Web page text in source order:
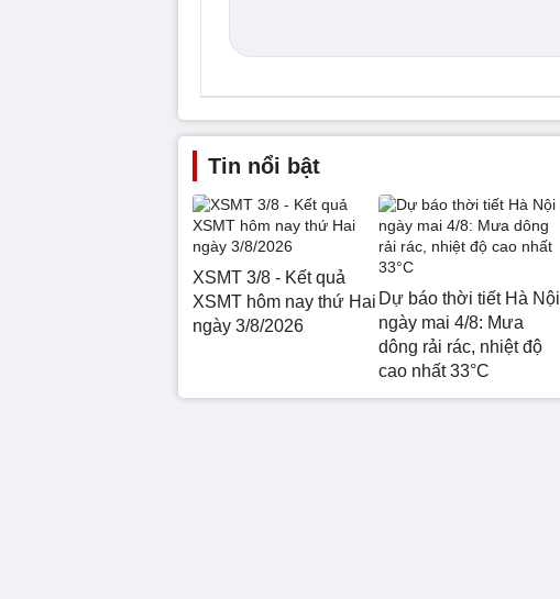
Tin nổi bật
XSMT 3/8 - Kết quả
XSMT hôm nay thứ Hai
ngày 3/8/2026
Dự báo thời tiết Hà Nội
ngày mai 4/8: Mưa
dông rải rác, nhiệt độ
cao nhất 33°C